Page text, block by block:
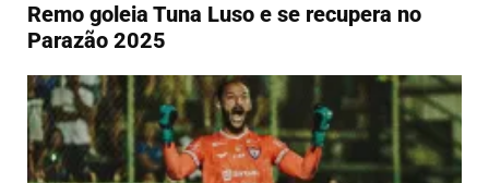
Remo goleia Tuna Luso e se recupera no
Parazão 2025